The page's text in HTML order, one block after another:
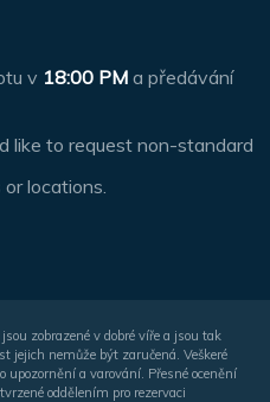
v 18:00 PM a předávání
like to request non-standard
locations.
zobrazené v dobré víře a jsou tak
jejich nemůže být zaručená. Veškeré
a varování. Přesné ocenění
oddělením pro rezervaci